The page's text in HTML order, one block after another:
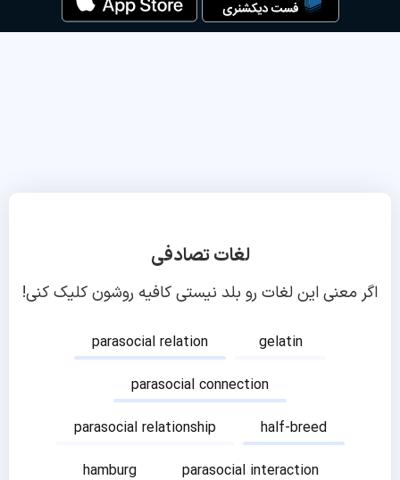
لغات تصادفی
اگر معنی این لغات رو بلد نیستی کافیه روشون کلیک کنی!
parasocial relation
gelatin
parasocial connection
parasocial relationship
half-breed
hamburg
parasocial interaction